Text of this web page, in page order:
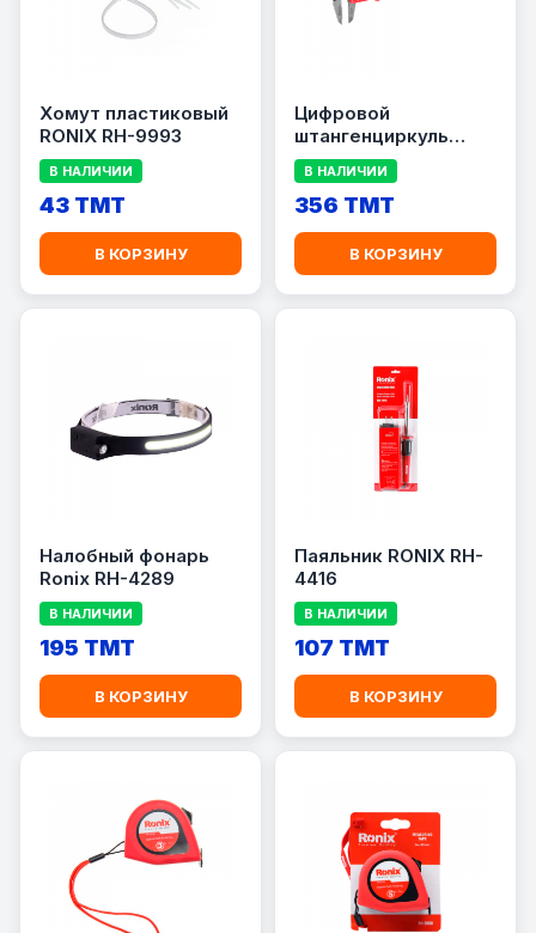
Хомут пластиковый
RONIX RH-9993
В НАЛИЧИИ
43 TMT
В КОРЗИНУ
Цифровой
штангенциркуль
Ronix RH-9706
В НАЛИЧИИ
356 TMT
В КОРЗИНУ
Налобный фонарь
Ronix RH-4289
В НАЛИЧИИ
195 TMT
В КОРЗИНУ
Паяльник RONIX RH-
4416
В НАЛИЧИИ
107 TMT
В КОРЗИНУ